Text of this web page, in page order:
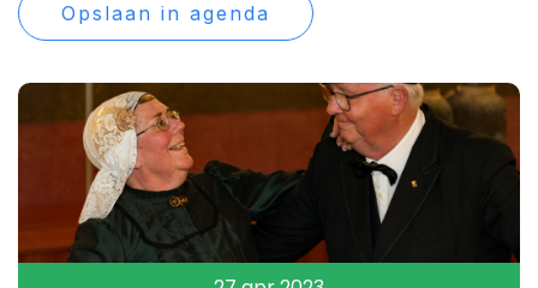
Opslaan in agenda